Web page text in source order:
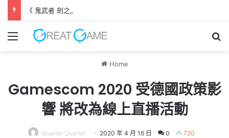
《 鬼武者 劍之道 》 實機試玩報告 源義經將是事件的起源！？
Menu
Home
Gamescom 2020 受德國政策影
響 將改為線上直播活動
Quarter Quarter 2020 年 4 月 16 日 0 720